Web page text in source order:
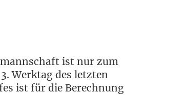
ist nur zum
Werk­tag des letz­ten
ist für die Berech­nung